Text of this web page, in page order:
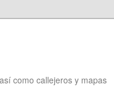
como callejeros y mapas